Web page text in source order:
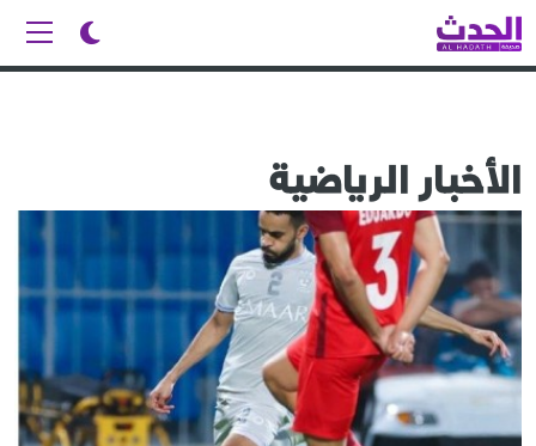
الأخبار الرياضية